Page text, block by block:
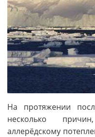
На протяжении
несколько
аллерёдскому